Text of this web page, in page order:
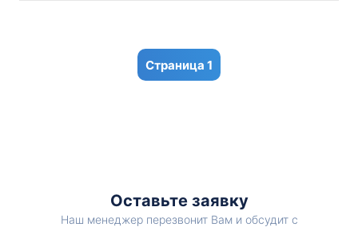
1
Оставьте заявку
Наш менеджер перезвонит Вам и обсудит с